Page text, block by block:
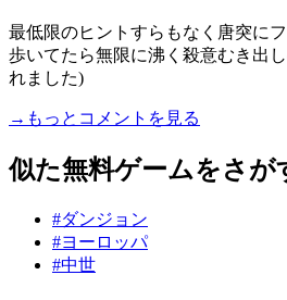
最低限のヒントすらもなく唐突に
歩いてたら無限に沸く殺意むき出
れました)
→もっとコメントを見る
似た無料ゲームをさが
#ダンジョン
#ヨーロッパ
#中世